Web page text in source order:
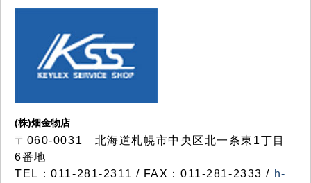
(株)畑金物店
〒060-0031 北海道札幌市中央区北一条東1丁目
6番地
TEL：011-281-2311 / FAX：011-281-2333 / h-